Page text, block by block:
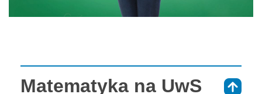
Matematyka na UwS